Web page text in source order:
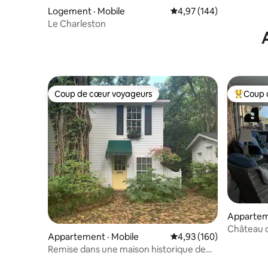
Logement · Mobile Note moyenne de 4,97
4,97 (144)
Le Charleston
Coup de cœur voyageurs
Coup de cœur voyageurs
Appartement · Mobile Note moyenne de 4,93
4,93 (160)
Remise dans une maison historique de
CoupCoup
Château